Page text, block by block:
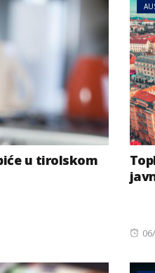
u tirolskom